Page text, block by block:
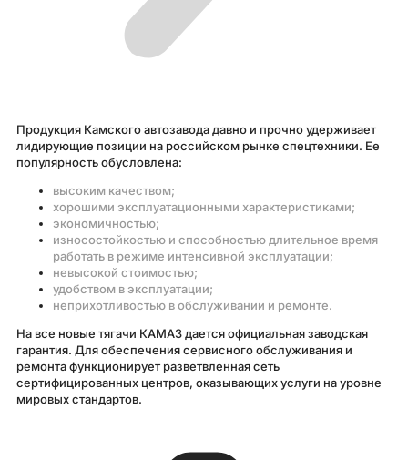
Продукция Камского автозавода давно и прочно удерживает
лидирующие позиции на российском рынке спецтехники. Ее
популярность обусловлена:
высоким качеством;
хорошими эксплуатационными характеристиками;
экономичностью;
износостойкостью и способностью длительное время
работать в режиме интенсивной эксплуатации;
невысокой стоимостью;
удобством в эксплуатации;
неприхотливостью в обслуживании и ремонте.
На все новые тягачи КАМАЗ дается официальная заводская
гарантия. Для обеспечения сервисного обслуживания и
ремонта функционирует разветвленная сеть
сертифицированных центров, оказывающих услуги на уровне
мировых стандартов.